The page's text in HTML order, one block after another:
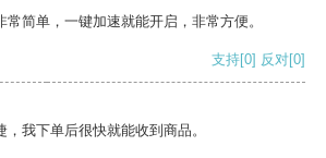
简单，一键加速就能开启，非常方便。
支持[0] 反对[0]
我下单后很快就能收到商品。